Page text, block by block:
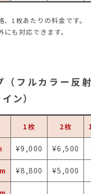
1枚あたりの料金です。
も対応できます。
（フルカラー反
ン）
1枚 2枚
¥9,000 ¥6,500
¥8,800 ¥5,000